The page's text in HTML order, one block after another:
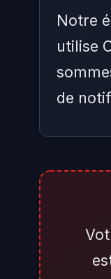
Notre
utilise
de
avez